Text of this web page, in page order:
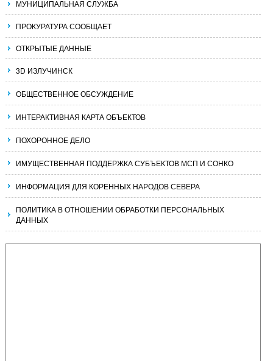
МУНИЦИПАЛЬНАЯ СЛУЖБА
ПРОКУРАТУРА СООБЩАЕТ
ОТКРЫТЫЕ ДАННЫЕ
3D ИЗЛУЧИНСК
ОБЩЕСТВЕННОЕ ОБСУЖДЕНИЕ
ИНТЕРАКТИВНАЯ КАРТА ОБЪЕКТОВ
ПОХОРОННОЕ ДЕЛО
ИМУЩЕСТВЕННАЯ ПОДДЕРЖКА СУБЪЕКТОВ МСП И СОНКО
ИНФОРМАЦИЯ ДЛЯ КОРЕННЫХ НАРОДОВ СЕВЕРА
ПОЛИТИКА В ОТНОШЕНИИ ОБРАБОТКИ ПЕРСОНАЛЬНЫХ
ДАННЫХ